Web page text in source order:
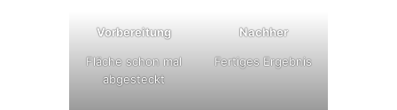
Vorbereitung
Fläche schon mal
abgesteckt
Nachher
Fertiges Ergebnis